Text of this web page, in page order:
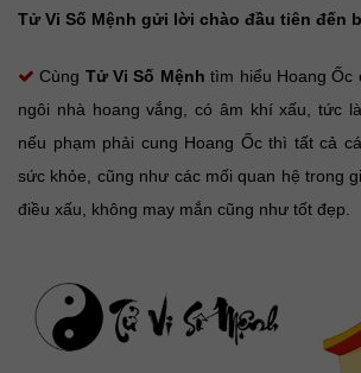
Tử Vi Số Mệnh gửi lời chào đầu tiên đến
Cùng Tử Vi Số Mệnh tìm hiểu Hoang Ốc
ngôi nhà hoang vắng, có âm khí xấu, tức
nếu phạm phải cung Hoang Ốc thì tất cả
sức khỏe, cũng như các mối quan hệ trong
điều xấu, không may mắn cũng như tốt đẹp.